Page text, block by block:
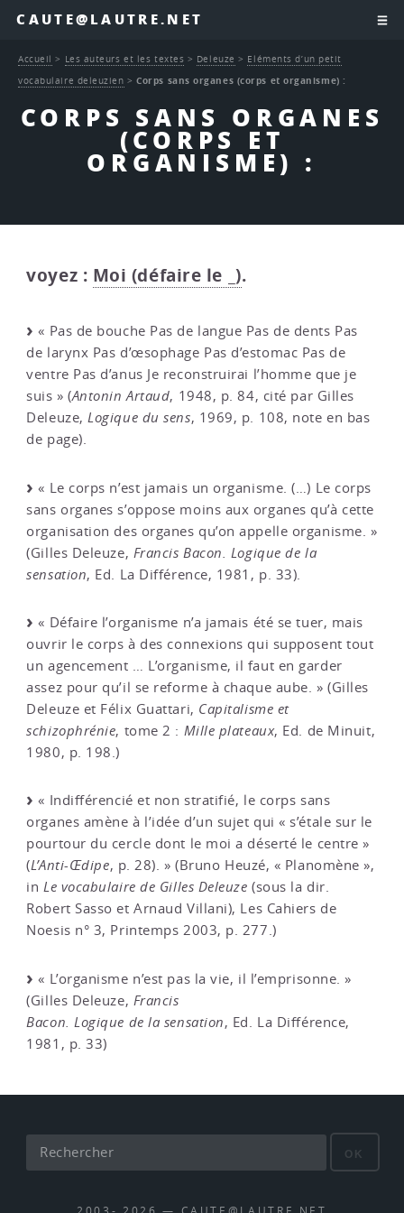
CAUTE@LAUTRE.NET
CORPS SANS ORGANES
(CORPS ET
ORGANISME) :
Accueil > Les auteurs et les textes > Deleuze > Eléments d’un petit
vocabulaire deleuzien >Corps sans organes (corps et organisme) :
voyez : Moi (défaire le _).
« Pas de bouche Pas de langue Pas de dents Pas
de larynx Pas d’œsophage Pas d’estomac Pas de
ventre Pas d’anus Je reconstruirai l’homme que je
suis » (Antonin Artaud, 1948, p. 84, cité par Gilles
Deleuze,Logique du sens, 1969, p. 108, note en bas
de page).
« Le corps n’est jamais un organisme. (…) Le corps
sans organes s’oppose moins aux organes qu’à cette
organisation des organes qu’on appelle organisme. »
(Gilles Deleuze, Francis Bacon. Logique de la
sensation, Ed. La Différence, 1981, p. 33).
« Défaire l’organisme n’a jamais été se tuer, mais
ouvrir le corps à des connexions qui supposent tout
un agencement … L’organisme, il faut en garder
assez pour qu’il se reforme à chaque aube. » (Gilles
Deleuze et Félix Guattari, Capitalisme et
schizophrénie, tome 2 : Mille plateaux, Ed. de Minuit,
1980, p. 198.)
« Indifférencié et non stratifié, le corps sans
organes amène à l’idée d’un sujet qui « s’étale sur le
pourtour du cercle dont le moi a déserté le centre »
(L’Anti-Œdipe, p. 28). » (Bruno Heuzé, « Planomène »,
in Le vocabulaire de Gilles Deleuze (sous la dir.
Robert Sasso et Arnaud Villani), Les Cahiers de
Noesis n° 3, Printemps 2003, p. 277.)
« L’organisme n’est pas la vie, il l’emprisonne. »
(Gilles Deleuze, Francis
Bacon. Logique de la sensation, Ed. La Différence,
1981, p. 33)
OK